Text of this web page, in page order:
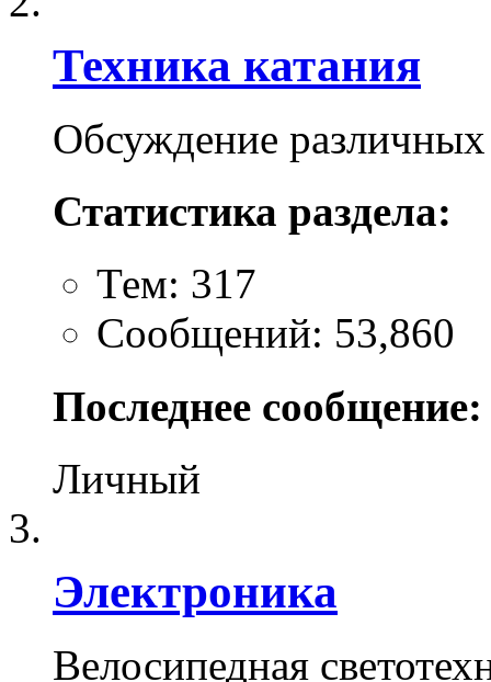
Техника катания
Обсуждение различных
Статистика раздела:
Тем: 317
Сообщений: 53,860
Последнее сообщение:
Личный
Электроника
Велосипедная